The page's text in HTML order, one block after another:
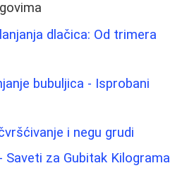
dlačica: Od trimera
bubuljica - Isprobani
i negu grudi
za Gubitak Kilograma